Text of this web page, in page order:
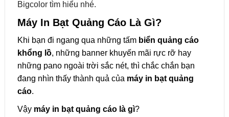
Bigcolor tìm hiểu nhé.
Máy In Bạt Quảng Cáo Là Gì?
Khi bạn đi ngang qua những tấm biển quảng cáo
khổng lồ, những banner khuyến mãi rực rỡ hay
những pano ngoài trời sắc nét, thì chắc chắn bạn
đang nhìn thấy thành quả của máy in bạt quảng
cáo.
Vậy máy in bạt quảng cáo là gì?